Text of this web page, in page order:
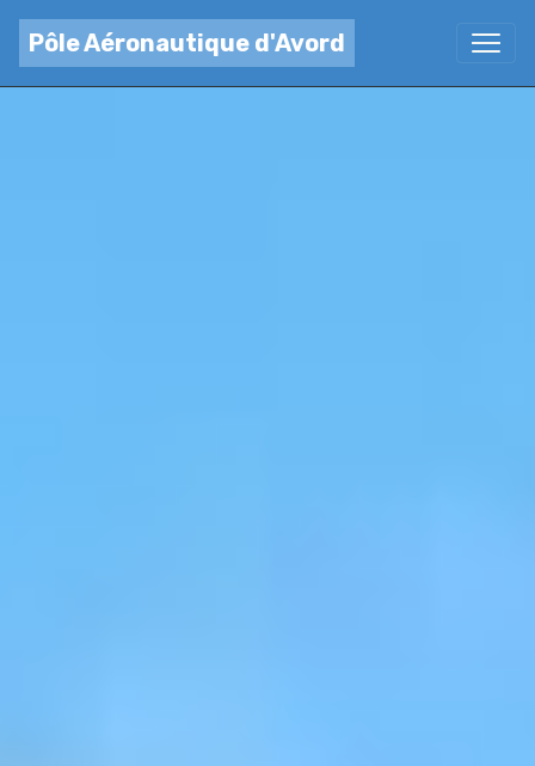
Pôle Aéronautique d'Avord